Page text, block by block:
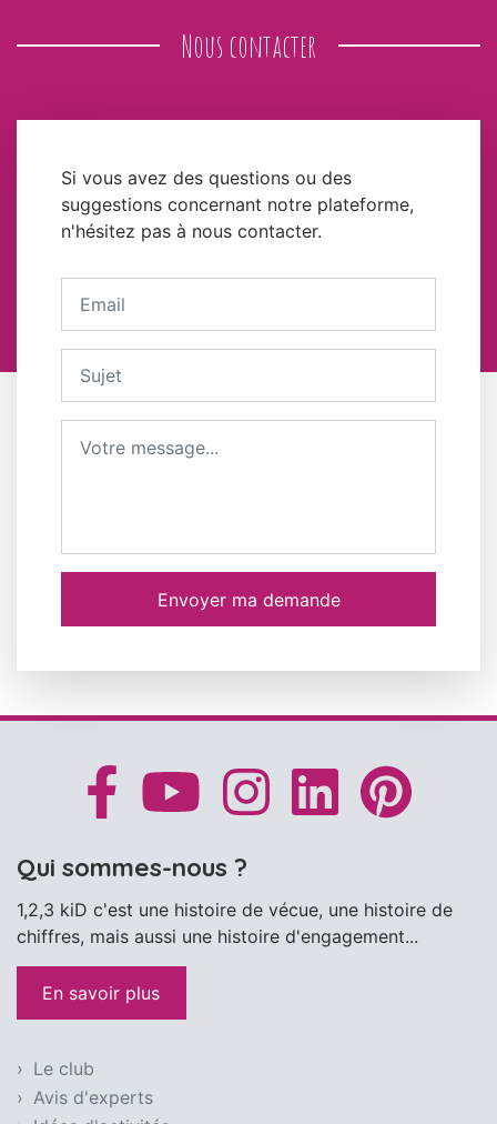
Nous contacter
Si vous avez des questions ou des
suggestions concernant notre plateforme,
n'hésitez pas à nous contacter.
Envoyer ma demande
Qui sommes-nous ?
1,2,3 kiD c'est une histoire de vécue, une histoire de
chiffres, mais aussi une histoire d'engagement...
En savoir plus
Le club
Avis d'experts